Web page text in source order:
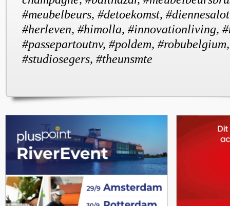
#meubelbeurs, #detoekomst,
#herleven, #himolla, #innovationliving,
#passepartoutnv, #poldem,
#studiosegers, #theunsmte